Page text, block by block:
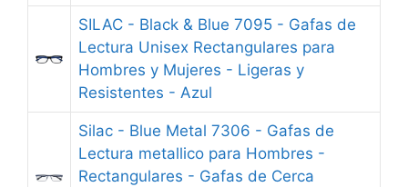
SILAC - Black & Blue 7095 - Gafas de
Lectura Unisex Rectangulares para
Hombres y Mujeres - Ligeras y
Resistentes - Azul
Silac - Blue Metal 7306 - Gafas de
Lectura metallico para Hombres -
Rectangulares - Gafas de Cerca